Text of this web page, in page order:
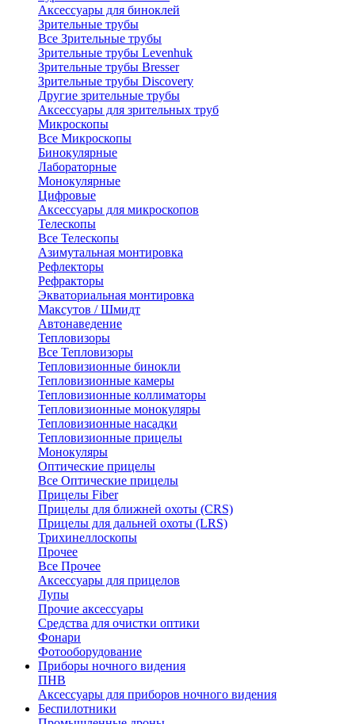
Аксессуары для биноклей
Зрительные трубы
Все Зрительные трубы
Зрительные трубы Levenhuk
Зрительные трубы Bresser
Зрительные трубы Discovery
Другие зрительные трубы
Аксессуары для зрительных труб
Микроскопы
Все Микроскопы
Бинокулярные
Лабораторные
Монокулярные
Цифровые
Аксессуары для микроскопов
Телескопы
Все Телескопы
Азимутальная монтировка
Рефлекторы
Рефракторы
Экваториальная монтировка
Максутов / Шмидт
Автонаведение
Тепловизоры
Все Тепловизоры
Тепловизионные бинокли
Тепловизионные камеры
Тепловизионные коллиматоры
Тепловизионные монокуляры
Тепловизионные насадки
Тепловизионные прицелы
Монокуляры
Оптические прицелы
Все Оптические прицелы
Прицелы Fiber
Прицелы для ближней охоты (CRS)
Прицелы для дальней охоты (LRS)
Трихинеллоскопы
Прочее
Все Прочее
Аксессуары для прицелов
Лупы
Прочие аксессуары
Средства для очистки оптики
Фонари
Фотооборудование
Приборы ночного видения
ПНВ
Аксессуары для приборов ночного видения
Беспилотники